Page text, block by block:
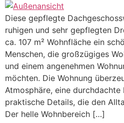
Diese gepflegte
ruhigen und sehr gepflegten
ca. 107 m² Wohnfläche ein
Menschen, die großzügiges
und einem angenehmen
möchten. Die Wohnung
Atmosphäre, eine
praktische Details, die den
Der helle Wohnbereich […]